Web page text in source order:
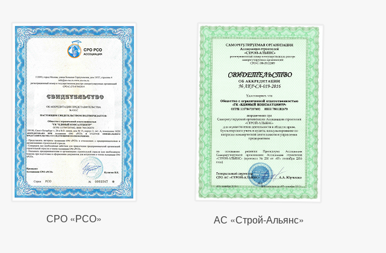
СРО «РСО» АС «Строй-Альянс»